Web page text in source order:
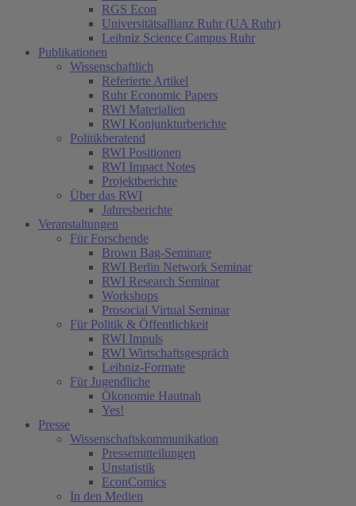
RGS Econ
Universitätsallianz Ruhr (UA Ruhr)
Leibniz Science Campus Ruhr
Publikationen
Wissenschaftlich
Referierte Artikel
Ruhr Economic Papers
RWI Materialien
RWI Konjunkturberichte
Politikberatend
RWI Positionen
RWI Impact Notes
Projektberichte
Über das RWI
Jahresberichte
Veranstaltungen
Für Forschende
Brown Bag-Seminare
RWI Berlin Network Seminar
RWI Research Seminar
Workshops
Prosocial Virtual Seminar
Für Politik & Öffentlichkeit
RWI Impuls
RWI Wirtschaftsgespräch
Leibniz-Formate
Für Jugendliche
Ökonomie Hautnah
Yes!
Presse
Wissenschaftskommunikation
Pressemitteilungen
Unstatistik
EconComics
In den Medien